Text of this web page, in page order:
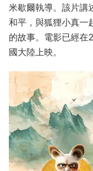
米歇爾執導。該片講
和平，與狐狸小真一
的故事。電影已經
國大陸上映。